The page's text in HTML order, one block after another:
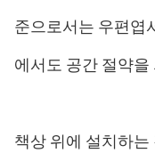
준으로서는 우편엽
에서도 공간 절약
책상 위에 설치하